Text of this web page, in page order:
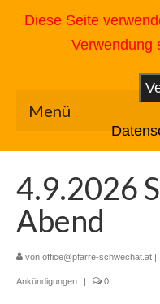
Suche
nach:
Menü
Allgemein
Kontakt
Newsletter: Ala
Gottesdienste
Sakramente
4.9.2026
Abend
von office@pfarre-schwechat.at |
Ankündigungen | 0
Diese Seite
Verwendung